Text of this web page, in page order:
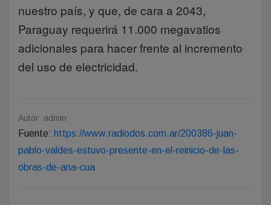
nuestro país, y que, de cara a 2043,
Paraguay requerirá 11.000 megavatios
adicionales para hacer frente al incremento
del uso de electricidad.
Autor: admin
Fuente: https://www.radiodos.com.ar/200386-juan-
pablo-valdes-estuvo-presente-en-el-reinicio-de-las-
obras-de-ana-cua